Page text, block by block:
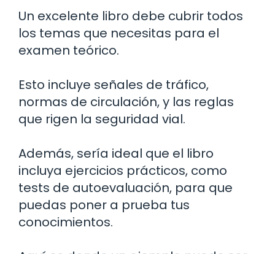
Un excelente libro debe cubrir todos
los temas que necesitas para el
examen teórico.
Esto incluye señales de tráfico,
normas de circulación, y las reglas
que rigen la seguridad vial.
Además, sería ideal que el libro
incluya ejercicios prácticos, como
tests de autoevaluación, para que
puedas poner a prueba tus
conocimientos.